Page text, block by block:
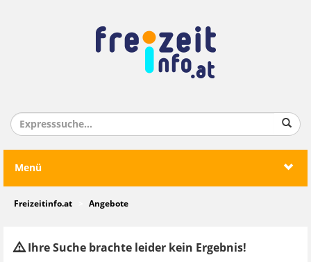
Menü
Freizeitinfo.at Angebote
Ihre Suche brachte leider kein Ergebnis!